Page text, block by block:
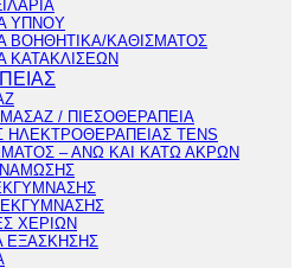
ΥΠΝΟΥ
ΒΟΗΘΗΤΙΚΑ/ΚΑΘΙΣΜΑΤΟΣ
ΚΑΤΑΚΛΙΣΕΩΝ
/ ΠΙΕΣΟΘΕΡΑΠΕΙΑ
ΗΛΕΚΤΡΟΘΕΡΑΠΕΙΑΣ TENS
– ΑΝΩ ΚΑΙ ΚΑΤΩ ΑΚΡΩΝ
ΧΕΡΙΩΝ
ΕΞΑΣΚΗΣΗΣ